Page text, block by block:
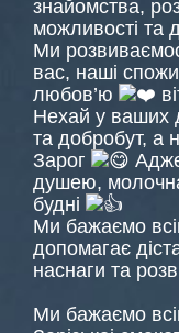
знайомства,
можливості та
Ми
вас, наші
любов’ю
Нехай у ваших
та добробут, а
Зарог
душею, молочна
будні
Ми бажаємо
допомагає
наснаги та
Ми бажаємо